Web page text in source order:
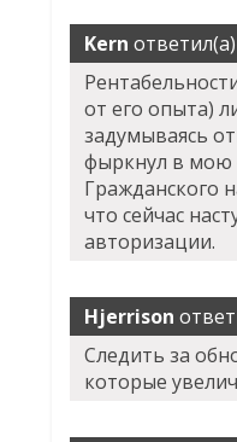
Kern ответил(а)
от его опыта)
задумываясь
фыркнул в мою
Гражданского
что сейчас
авторизации.
Hjerrison
Следить за
которые